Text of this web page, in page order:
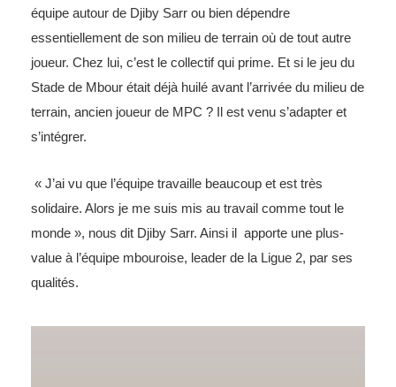
équipe autour de Djiby Sarr ou bien dépendre
essentiellement de son milieu de terrain où de tout autre
joueur. Chez lui, c’est le collectif qui prime. Et si le jeu du
Stade de Mbour était déjà huilé avant l’arrivée du milieu de
terrain, ancien joueur de MPC ? Il est venu s’adapter et
s’intégrer.
« J’ai vu que l’équipe travaille beaucoup et est très
solidaire. Alors je me suis mis au travail comme tout le
monde », nous dit Djiby Sarr. Ainsi il apporte une plus-
value à l’équipe mbouroise, leader de la Ligue 2, par ses
qualités.